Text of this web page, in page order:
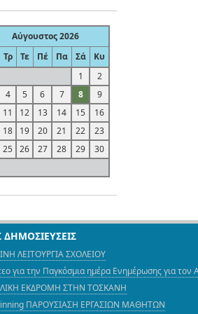
Αύγουστος 2026
Τρ Τε Πέ Πα Σά
Κυ
1
2
4 5 6 7 8
9
11 12 13 14 15
16
18 19 20 21 22
23
25 26 27 28 29
30
ΔΗΜΟΣΙΕΥΣΕΙΣ
ΛΕΙΤΟΥΡΓΙΑ ΣΧΟΛΕΙΟΥ
για την Παγκόσμια ημέρα Ενημέρωσης για τον
ΕΚΔΡΟΜΗ ΣΤΗΝ ΤΟΣΚΑΝΗ
ΠΑΡΟΥΣΙΑΣΗ ΕΡΓΑΣΙΩΝ ΜΑΘΗΤΩΝ